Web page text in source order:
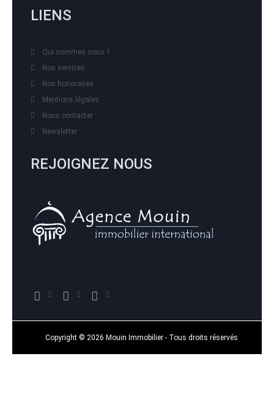
LIENS
Qui sommes nous ?
Nos services
Nos honoraires
Mentions légales
Nous contacter
Newsletter
REJOIGNEZ NOUS
Copyright © 2026 Mouin Immobilier - Tous droits réservés